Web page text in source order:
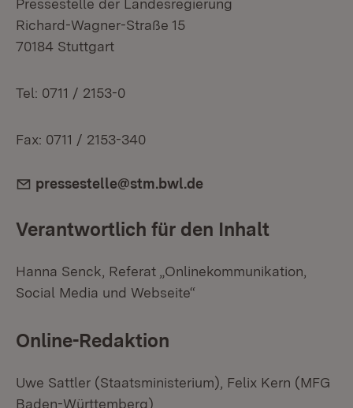
Pressestelle der Landesregierung
Richard-Wagner-Straße 15
70184 Stuttgart
Tel: 0711 / 2153-0
Fax: 0711 / 2153-340
E-Mail:
pressestelle@stm.bwl.de
Verantwortlich für den Inhalt
Hanna Senck, Referat „Onlinekommunikation,
Social Media und Webseite“
Online-Redaktion
Uwe Sattler (Staatsministerium), Felix Kern (MFG
Baden-Württemberg)